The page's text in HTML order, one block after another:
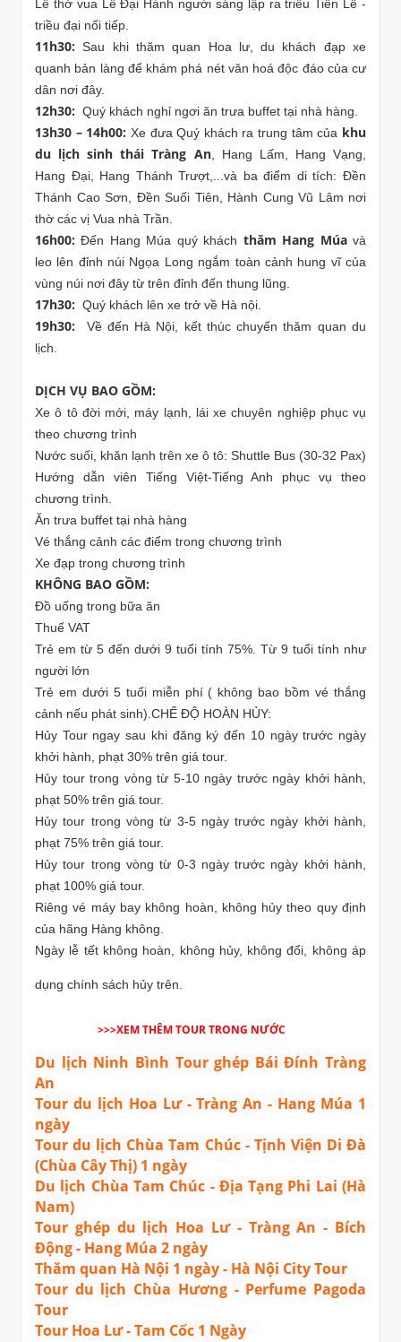
Lê thờ vua Lê Đại Hành người sáng lập ra triều Tiền Lê -
triều đại nối tiếp.
11h30:Sau khi thăm quan Hoa lư, du khách đạp xe
quanh bản làng để khám phá nét văn hoá độc đáo của cư
dân nơi đây.
12h30: Quý khách nghỉ ngơi ăn trưa buffet tại nhà hàng.
13h30 – 14h00: Xe đưa Quý khách ra trung tâm của khu
du lịch sinh thái Tràng An, Hang Lấm, Hang Vạng,
Hang Đại, Hang Thánh Trượt,...và ba điểm di tích: Đền
Thánh Cao Sơn, Đền Suối Tiên, Hành Cung Vũ Lâm nơi
thờ các vị Vua nhà Trần.
16h00:Đến Hang Múa quý khách thăm Hang Múavà
leo lên đỉnh núi Ngọa Long ngắm toàn cảnh hung vĩ của
vùng núi nơi đây từ trên đỉnh đến thung lũng.
17h30: Quý khách lên xe trở về Hà nội.
19h30:
Về đến Hà Nội, kết thúc chuyến thăm quan du
lịch.
DỊCH VỤ BAO GỒM:
Xe ô tô đời mới, máy lạnh, lái xe chuyên nghiệp phục vụ
theo chương trình
Nước suối, khăn lạnh trên xe ô tô: Shuttle Bus (30-32 Pax)
Hướng dẫn viên Tiếng Việt-Tiếng Anh phục vụ theo
chương trình.
Ăn trưa buffet tại nhà hàng
Vé thắng cảnh các điểm trong chương trình
Xe đạp trong chương trình
KHÔNG BAO GỒM:
Đồ uống trong bữa ăn
Thuế VAT
Trẻ em từ 5 đến dưới 9 tuổi tính 75%. Từ 9 tuổi tính như
người lớn
Trẻ em dưới 5 tuối miễn phí ( không bao bồm vé thắng
cảnh nếu phát sinh).CHẾ ĐỘ HOÀN HỦY:
Hủy Tour ngay sau khi đăng ký đến 10 ngày trước ngày
khởi hành, phạt 30% trên giá tour.
Hủy tour trong vòng từ 5-10 ngày trước ngày khởi hành,
phạt 50% trên giá tour.
Hủy tour trong vòng từ 3-5 ngày trước ngày khởi hành,
phạt 75% trên giá tour.
Hủy tour trong vòng từ 0-3 ngày trước ngày khởi hành,
phạt 100% giá tour.
Riêng vé máy bay không hoàn, không hủy theo quy định
của hãng Hàng không.
Ngày lễ tết không hoàn, không hủy, không đổi, không áp
dụng chính sách hủy trên.
>>>XEM THÊM TOUR TRONG NƯỚC
Du lịch Ninh Bình Tour ghép Bái Đính Tràng
An
Tour du lịch Hoa Lư - Tràng An - Hang Múa 1
ngày
Tour du lịch Chùa Tam Chúc - Tịnh Viện Di Đà
(Chùa Cây Thị) 1 ngày
Du lịch Chùa Tam Chúc - Địa Tạng Phi Lai (Hà
Nam)
Tour ghép du lịch Hoa Lư - Tràng An - Bích
Động - Hang Múa 2 ngày
Thăm quan Hà Nội 1 ngày - Hà Nội City Tour
Tour du lịch Chùa Hương - Perfume Pagoda
Tour
Tour Hoa Lư - Tam Cốc 1 Ngày